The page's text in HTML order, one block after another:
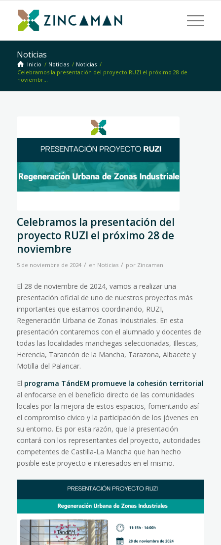
Noticias
Inicio / Noticias / Noticias /
Celebramos la presentación del proyecto RUZI el próximo 28 de
noviembr...
Celebramos la presentación del
proyecto RUZI el próximo 28 de
noviembre
5 de noviembre de 2024 / en Noticias / por Zincaman
El 28 de noviembre de 2024, vamos a realizar una
presentación oficial de uno de nuestros proyectos más
importantes que estamos coordinando, RUZI,
Regeneración Urbana de Zonas Industriales. En esta
presentación contaremos con el alumnado y docentes de
todas las localidades manchegas seleccionadas, Illescas,
Herencia, Tarancón de la Mancha, Tarazona, Albacete y
Motilla del Palancar.
El programa TándEM promueve la cohesión territorial
al enfocarse en el beneficio directo de las comunidades
locales por la mejora de estos espacios, fomentando así
el compromiso cívico y la participación de los jóvenes en
su entorno. Es por esta razón, que la presentación
contará con los representantes del proyecto, autoridades
competentes de Castilla-La Mancha que han hecho
posible este proyecto e interesados en el mismo.